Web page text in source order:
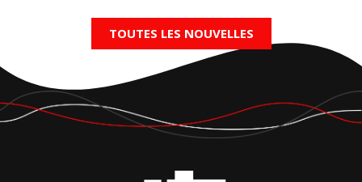
TOUTES LES NOUVELLES